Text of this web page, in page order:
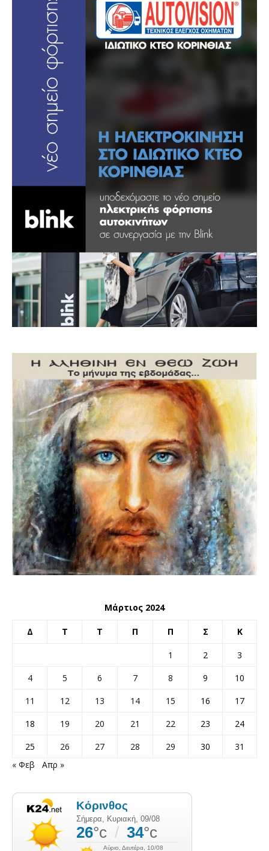
Μάρτιος 2024
Δ Τ Τ Π Π Σ Κ
1 2
3
4
5 6 7 8 9
10
11
12 13 14 15 16
17
18
19 20 21 22 23
24
25
26 27 28 29 30
31
« Φεβ
Απρ »